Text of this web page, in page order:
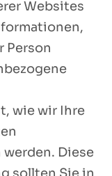
Websites
Person
wie wir Ihre
Diese